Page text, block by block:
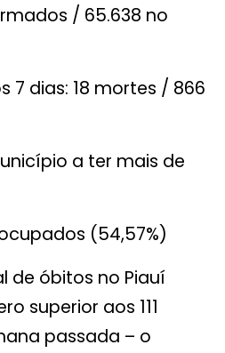
/ 65.638 no
7 dias: 18 mortes / 866
a ter mais de
(54,57%)
de óbitos no Piauí
superior aos 111
passada – o